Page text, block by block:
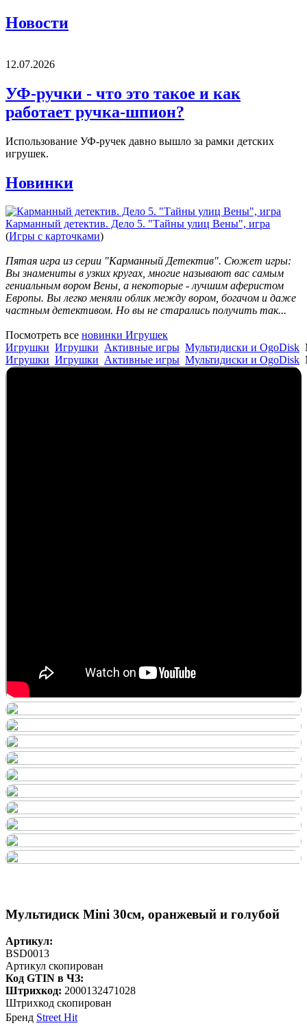
Новости
12.07.2026
УФ-ручки - что это такое и как
работает ручка-шпион?
Использование УФ-ручек давно вышло за рамки детских
игрушек.
Новинки
Карманный детектив. Дело 5. "Тайны улиц Вены", игра
(Игры с карточками)
Пятая игра из серии "Карманный Детектив". Сюжет игры:
Вы знамениты в узких кругах, многие называют вас самым
гениальным вором Вены, а некоторые - лучшим аферистом
Европы. Вы легко меняли облик между вором, богачом и даже
частным детективом. Но вы не старались получить так...
Посмотреть все новинки Игрушек
Игрушки Игрушки Активные игры Мультидиски и OgoDisk
Игрушки Игрушки Активные игры Мультидиски и OgoDisk
Мультидиск Mini 30см, оранжевый и голубой
Артикул:
BSD0013
Артикул скопирован
Код GTIN в ЧЗ:
Штрихкод: 2000132471028
Штрихкод скопирован
Бренд Street Hit